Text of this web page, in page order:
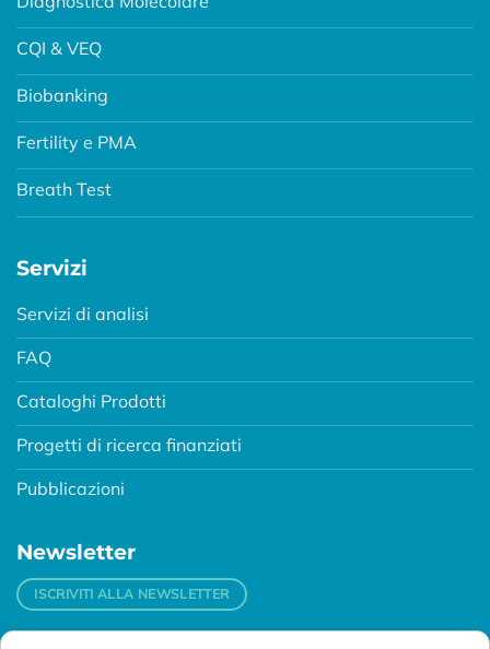
CQI & VEQ
Biobanking
Fertility e PMA
Breath Test
Servizi
Servizi di analisi
FAQ
Cataloghi Prodotti
Progetti di ricerca finanziati
Pubblicazioni
Newsletter
ISCRIVITI ALLA NEWSLETTER